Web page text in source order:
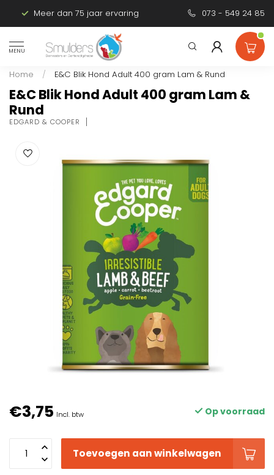
Meer dan 75 jaar ervaring Persoonlijk
073 - 549 24 85
MENU
Home / E&C Blik Hond Adult 400 gram Lam & Rund
E&C Blik Hond Adult 400 gram Lam &
Rund
EDGARD & COOPER
€3,75 Incl. btw Op voorraad
Toevoegen aan winkelwagen